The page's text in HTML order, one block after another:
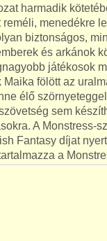
harmadik
reméli, menedékre
biztonságos,
és arkánok
játékosok
Maika fölött az
élő
sem
A Monstress-
Fantasy díjat
a